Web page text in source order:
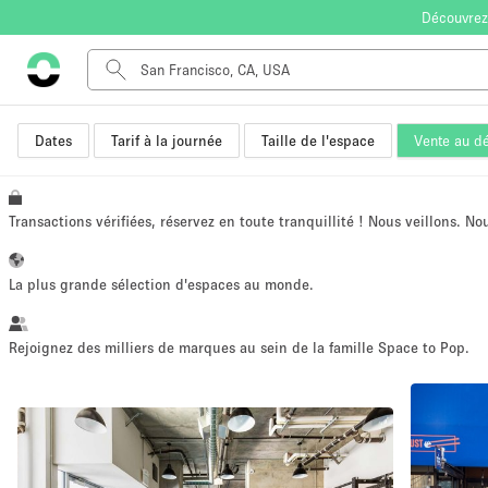
Dates Tarif à la journée Taille de l'espace Vente au
Type de l'espace Appartement / Loft
Boutique / Magasin
Espace Événementiel
Kiosque / Stand / Corner
Transactions vérifiées, réservez en toute tranquillité ! Nous veillons.
La plus grande sélection d'espaces au monde.
Rejoignez des milliers de marques au sein de la famille Space to Pop.